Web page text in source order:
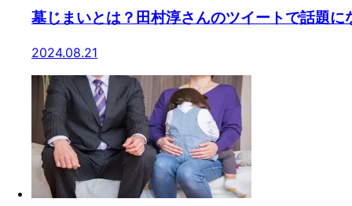
墓じまいとは？田村淳さんのツイートで話題に
2024.08.21